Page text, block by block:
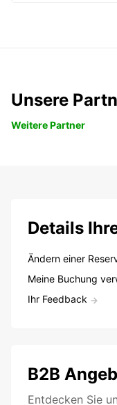
Unsere
Weitere Partner
Details
Ändern einer
Meine Buchung
Ihr Feedback
B2B
Entdecken Sie